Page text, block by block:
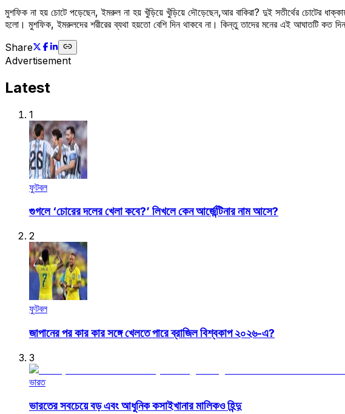
মুশফিক না হয় চোটে পড়েছেন, ইমরুল না হয় খুঁড়িয়ে খুঁড়িয়ে দৌড়েছেন,আর বাকিরা? দুই সতীর্থের চোটের ধাক্কায়
হলো। মুশফিক, ইমরুলদের শরীরের ব্যথা হয়তো বেশি দিন থাকবে না। কিন্তু তাদের মনের এই আঘাতটি কত
Share
Advertisement
Latest
1
ফুটবল
গুগলে ‘চোরের দলের খেলা কবে?’ লিখলে কেন আর্জেন্টিনার নাম আসে?
2
ফুটবল
জাপানের পর কার কার সঙ্গে খেলতে পারে ব্রাজিল বিশ্বকাপ ২০২৬-এ?
3
ভারত
ভারতের সবচেয়ে বড় এবং আধুনিক কসাইখানার মালিকও হিন্দু